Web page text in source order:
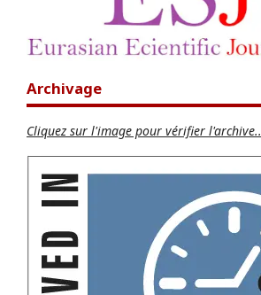
Archivage
Cliquez sur l'image pour vérifier l'archive..